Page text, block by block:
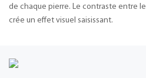
de chaque pierre. Le contraste entre
crée un effet visuel saisissant.